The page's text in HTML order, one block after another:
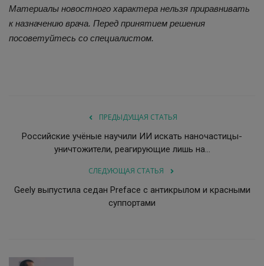
Материалы новостного характера нельзя приравнивать
к назначению врача. Перед принятием решения
посоветуйтесь со специалистом.
ПРЕДЫДУЩАЯ СТАТЬЯ
Российские учёные научили ИИ искать наночастицы-
уничтожители, реагирующие лишь на...
СЛЕДУЮЩАЯ СТАТЬЯ
Geely выпустила седан Preface с антикрылом и красными
суппортами